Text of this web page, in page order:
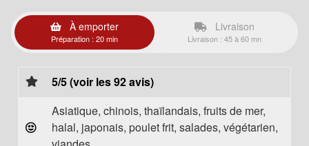
À emporter
Préparation : 20 min
Livraison
Livraison : 45 à 60 mn
5/5 (voir les 92 avis)
Asiatique, chinois, thaïlandais, fruits de mer,
halal, japonais, poulet frit, salades, végétarien,